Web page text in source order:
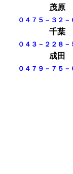
茂原
０４７５－３２－
千葉
０４３－２２８－
成田
０４７９－７５－